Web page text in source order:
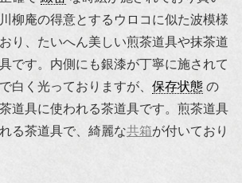
柳庵の得意とするウロコに似た波模様
り、たいへん美しい煎茶道具や抹茶道
です。内側にも銀漆が丁寧に施されて
白く光っておりますが、 保存状態 の
道具に使われる茶道具です。煎茶道具
る茶道具で、綺麗な共箱が付いており